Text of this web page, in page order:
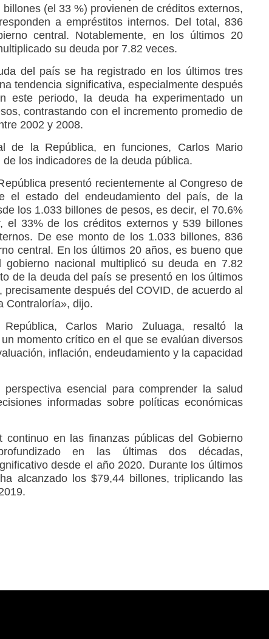
(el 33 %) provienen de créditos externos,
a empréstitos internos. Del total, 836
central. Notablemente, en los últimos 20
su deuda por 7.82 veces.
del país se ha registrado en los últimos tres
tendencia significativa, especialmente después
este periodo, la deuda ha experimentado un
contrastando con el incremento promedio de
2002 y 2008.
de la República, en funciones, Carlos Mario
los indicadores de la deuda pública.
presentó recientemente al Congreso de
el estado del endeudamiento del país, de la
los 1.033 billones de pesos, es decir, el 70.6%
el 33% de los créditos externos y 539 billones
De ese monto de los 1.033 billones, 836
central. En los últimos 20 años, es bueno que
gobierno nacional multiplicó su deuda en 7.82
de la deuda del país se presentó en los últimos
después del COVID, de acuerdo al
Contraloría», dijo.
Carlos Mario Zuluaga, resaltó la
momento crítico en el que se evalúan diversos
inflación, endeudamiento y la capacidad
esencial para comprender la salud
informadas sobre políticas económicas
en las finanzas públicas del Gobierno
en las últimas dos décadas,
desde el año 2020. Durante los últimos
alcanzado los $79,44 billones, triplicando las